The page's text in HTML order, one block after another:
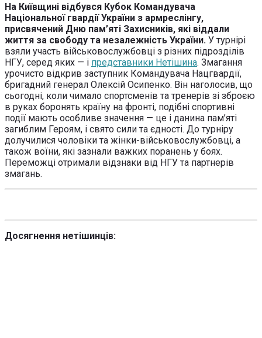
На Київщині відбувся Кубок Командувача
Національної гвардії України з армреслінгу,
присвячений Дню пам’яті Захисників, які віддали
життя за свободу та незалежність України. У турнірі
взяли участь військовослужбовці з різних підрозділів
НГУ, серед яких — і представники Нетішина. Змагання
урочисто відкрив заступник Командувача Нацгвардії,
бригадний генерал Олексій Осипенко. Він наголосив, що
сьогодні, коли чимало спортсменів та тренерів зі зброєю
в руках боронять країну на фронті, подібні спортивні
події мають особливе значення — це і данина пам’яті
загиблим Героям, і свято сили та єдності. До турніру
долучилися чоловіки та жінки-військовослужбовці, а
також воїни, які зазнали важких поранень у боях.
Переможці отримали відзнаки від НГУ та партнерів
змагань.
Досягнення нетішинців: